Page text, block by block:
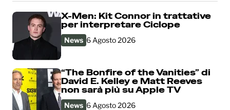
X-Men: Kit Connor in trattative
per interpretare Ciclope
News 6 Agosto 2026
“The Bonfire of the Vanities” di
David E. Kelley e Matt Reeves
non sarà più su Apple TV
News 6 Agosto 2026